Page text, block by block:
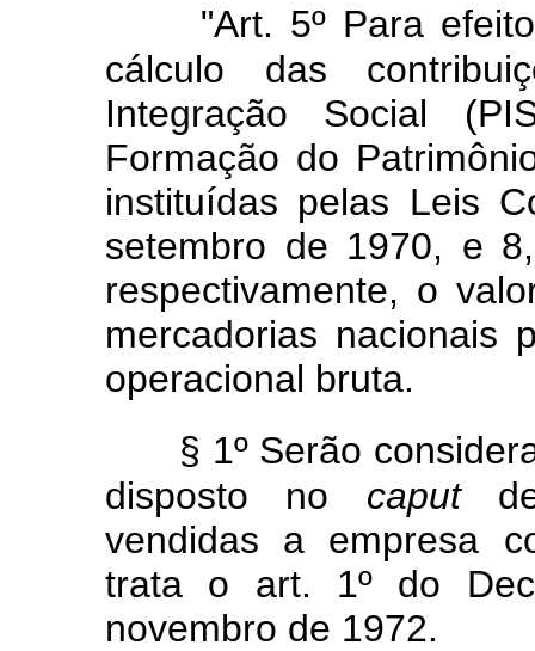
"Art. 5º Para
cálculo das
Integração Social
Formação do
instituídas pelas Leis
setembro de 1970, e
respectivamente, o
mercadorias nacionais
operacional bruta.
§ 1º Serão
disposto no caput
vendidas a empresa
trata o art. 1º do
novembro de 1972.